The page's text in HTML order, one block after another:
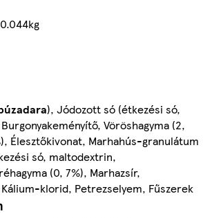
), Jódozott só (étkezési só,
Vöröshagyma (2,
Élesztőkivonat, Marhahús-granulátum
só, maltodextrin,
(0, 7%), Marhazsír,
klorid, Petrezselyem, Fűszerek